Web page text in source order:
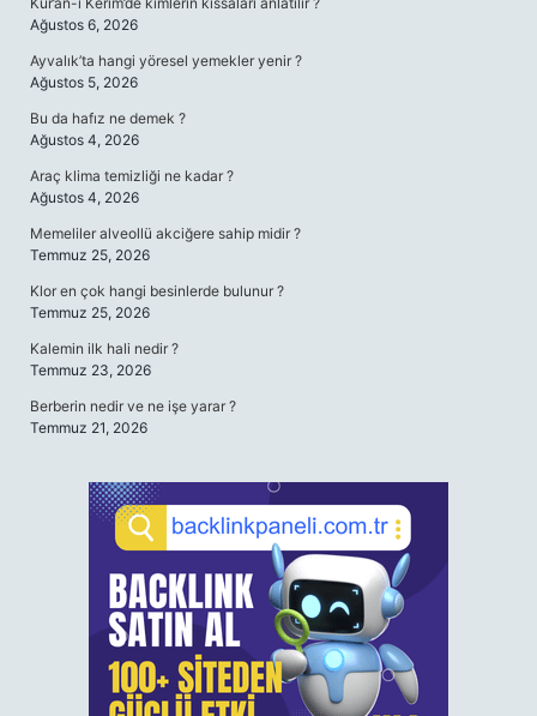
Ağustos 6, 2026
Ayvalık’ta hangi yöresel yemekler yenir ?
Ağustos 5, 2026
Bu da hafız ne demek ?
Ağustos 4, 2026
Araç klima temizliği ne kadar ?
Ağustos 4, 2026
Memeliler alveollü akciğere sahip midir ?
Temmuz 25, 2026
Klor en çok hangi besinlerde bulunur ?
Temmuz 25, 2026
Kalemin ilk hali nedir ?
Temmuz 23, 2026
Berberin nedir ve ne işe yarar ?
Temmuz 21, 2026